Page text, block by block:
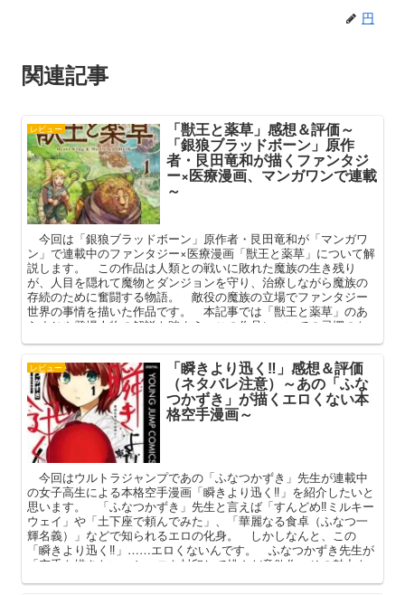
円
関連記事
レビュー 「獣王と薬草」感想＆評価～
「銀狼ブラッドボーン」原作
者・艮田竜和が描くファンタジ
ー×医療漫画、マンガワンで連載
～
今回は「銀狼ブラッドボーン」原作者・艮田竜和が「マンガワ
ン」で連載中のファンタジー×医療漫画「獣王と薬草」について解
説します。 この作品は人類との戦いに敗れた魔族の生き残り
が、人目を隠れて魔物とダンジョンを守り、治療しながら魔族の
存続のために奮闘する物語。 敵役の魔族の立場でファンタジー
世界の事情を描いた作品です。 本記事では「獣王と薬草」のあ
らすじや登場人物の解説も踏まえ、この作品についての忌憚のな
い感想を述べていこうと思います。
レビュー 「瞬きより迅く‼」感想＆評価
（ネタバレ注意）～あの「ふな
つかずき」が描くエロくない本
格空手漫画～
今回はウルトラジャンプであの「ふなつかずき」先生が連載中
の女子高生による本格空手漫画「瞬きより迅く‼」を紹介したいと
思います。 「ふなつかずき」先生と言えば「すんどめ‼ミルキー
ウェイ」や「土下座で頼んでみた」、「華麗なる食卓（ふなつ一
輝名義）」などで知られるエロの化身。 しかしなんと、この
「瞬きより迅く‼」……エロくないんです。 ふなつかずき先生が
「空手を描きたい」とエロを封印して挑んだ意欲作、その魅力を